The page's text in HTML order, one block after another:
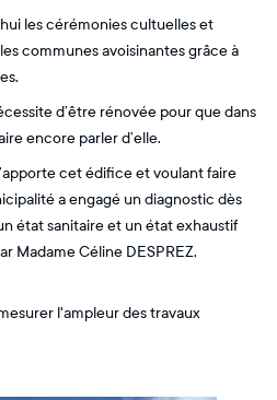
les cérémonies cultuelles et
communes avoisinantes grâce à
d’être rénovée pour que dans
encore parler d’elle.
cet édifice et voulant faire
a engagé un diagnostic dès
état sanitaire et un état exhaustif
Madame Céline DESPREZ,
l'ampleur des travaux